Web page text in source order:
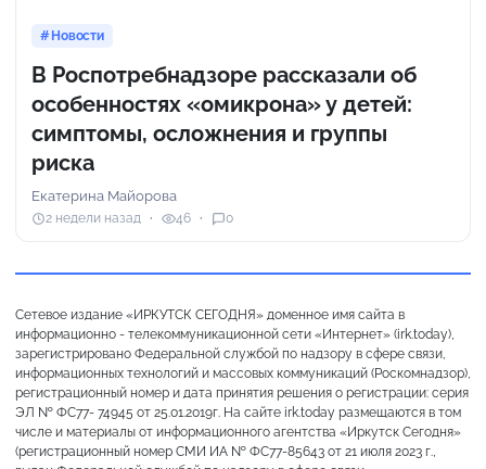
Новости
В Роспотребнадзоре рассказали об
особенностях «омикрона» у детей:
симптомы, осложнения и группы
риска
Екатерина Майорова
2 недели назад 46 0
Сетевое издание «ИРКУТСК СЕГОДНЯ» доменное имя сайта в
информационно - телекоммуникационной сети «Интернет» (irk.today),
зарегистрировано Федеральной службой по надзору в сфере связи,
информационных технологий и массовых коммуникаций (Роскомнадзор),
регистрационный номер и дата принятия решения о регистрации: серия
ЭЛ № ФС77- 74945 от 25.01.2019г. На сайте irk.today размещаются в том
числе и материалы от информационного агентства «Иркутск Сегодня»
(регистрационный номер СМИ ИА № ФС77-85643 от 21 июля 2023 г.,